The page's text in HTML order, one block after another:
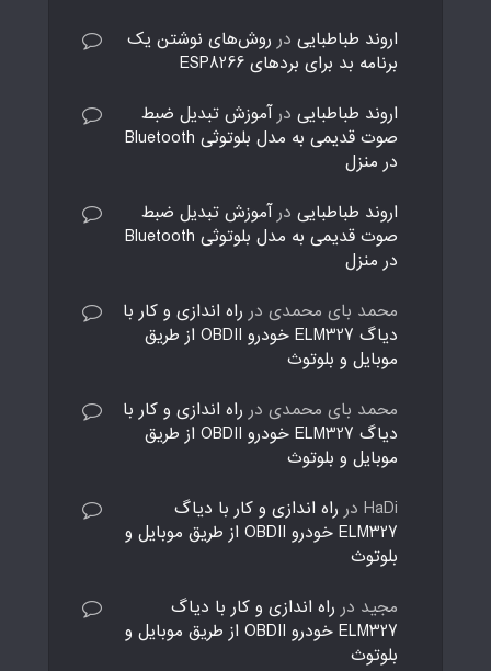
اروند طباطبایی در روش‌های نوشتن یک
برنامه بد برای بردهای ESP8266
اروند طباطبایی درآموزش تبدیل ضبط
صوت قدیمی به مدل بلوتوثی Bluetooth
در منزل
اروند طباطبایی درآموزش تبدیل ضبط
صوت قدیمی به مدل بلوتوثی Bluetooth
در منزل
محمد بای محمدی در راه اندازی و کار با
دیاگ ELM327 خودرو OBDII از طریق
موبایل و بلوتوث
محمد بای محمدی در راه اندازی و کار با
دیاگ ELM327 خودرو OBDII از طریق
موبایل و بلوتوث
HaDi در راه اندازی و کار با دیاگ
ELM327 خودرو OBDII از طریق موبایل و
بلوتوث
مجید در راه اندازی و کار با دیاگ
ELM327 خودرو OBDII از طریق موبایل و
بلوتوث